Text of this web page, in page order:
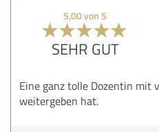
5,00 von 5
SEHR GUT
Eine ganz tolle Dozentin mit
weitergeben hat.